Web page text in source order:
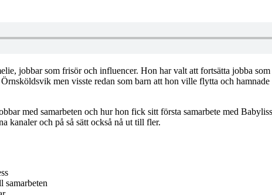
jobbar som frisör och influencer. Hon har valt att fortsätta jobba
men visste redan som barn att hon ville flytta och
med samarbeten och hur hon fick sitt första samarbete med
kanaler och på så sätt också nå ut till fler.
samarbeten